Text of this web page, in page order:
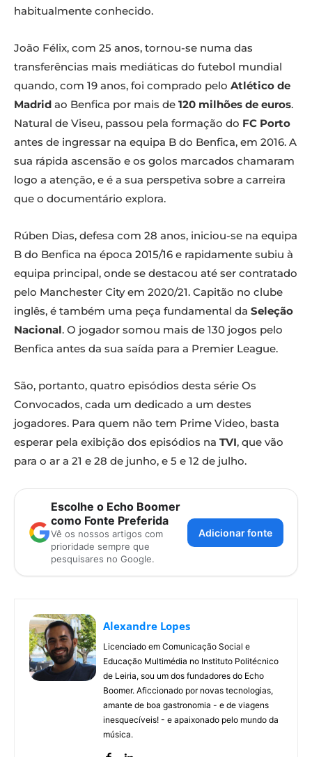
habitualmente conhecido.
João Félix, com 25 anos, tornou-se numa das
transferências mais mediáticas do futebol mundial
quando, com 19 anos, foi comprado pelo Atlético de
Madrid ao Benfica por mais de 120 milhões de euros.
Natural de Viseu, passou pela formação do FC Porto
antes de ingressar na equipa B do Benfica, em 2016. A
sua rápida ascensão e os golos marcados chamaram
logo a atenção, e é a sua perspetiva sobre a carreira
que o documentário explora.
Rúben Dias, defesa com 28 anos, iniciou-se na equipa
B do Benfica na época 2015/16 e rapidamente subiu à
equipa principal, onde se destacou até ser contratado
pelo Manchester City em 2020/21. Capitão no clube
inglês, é também uma peça fundamental da Seleção
Nacional. O jogador somou mais de 130 jogos pelo
Benfica antes da sua saída para a Premier League.
São, portanto, quatro episódios desta série Os
Convocados, cada um dedicado a um destes
jogadores. Para quem não tem Prime Video, basta
esperar pela exibição dos episódios na TVI, que vão
para o ar a 21 e 28 de junho, e 5 e 12 de julho.
Escolhe o Echo Boomer
como Fonte Preferida
Vê os nossos artigos com
prioridade sempre que
pesquisares no Google.
Adicionar fonte
Alexandre Lopes
Licenciado em Comunicação Social e
Educação Multimédia no Instituto Politécnico
de Leiria, sou um dos fundadores do Echo
Boomer. Aficcionado por novas tecnologias,
amante de boa gastronomia - e de viagens
inesquecíveis! - e apaixonado pelo mundo da
música.